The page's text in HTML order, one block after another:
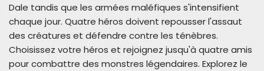
Dale tandis que les armées maléfiques s'intensifient
chaque jour. Quatre héros doivent repousser l'assaut
des créatures et défendre contre les ténèbres.
Choisissez votre héros et rejoignez jusqu'à quatre amis
pour combattre des monstres légendaires. Explorez le